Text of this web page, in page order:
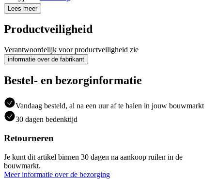
Lees meer
Productveiligheid
Verantwoordelijk voor productveiligheid zie
informatie over de fabrikant
Bestel- en bezorginformatie
Vandaag besteld, al na een uur af te halen in jouw bouwmarkt
30 dagen bedenktijd
Retourneren
Je kunt dit artikel binnen 30 dagen na aankoop ruilen in de
bouwmarkt.
Meer informatie over de bezorging